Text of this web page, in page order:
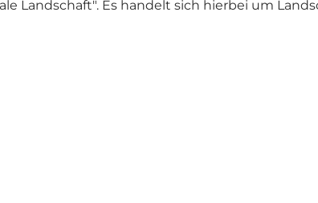
Landschaft". Es handelt sich hierbei um